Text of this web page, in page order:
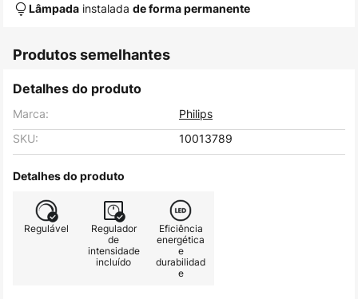
Lâmpada instalada de forma permanente
Produtos semelhantes
Detalhes do produto
Marca:
Philips
SKU:
10013789
Detalhes do produto
Regulável
Regulador
de
intensidade
incluído
Eficiência
energética
e
durabilidad
e